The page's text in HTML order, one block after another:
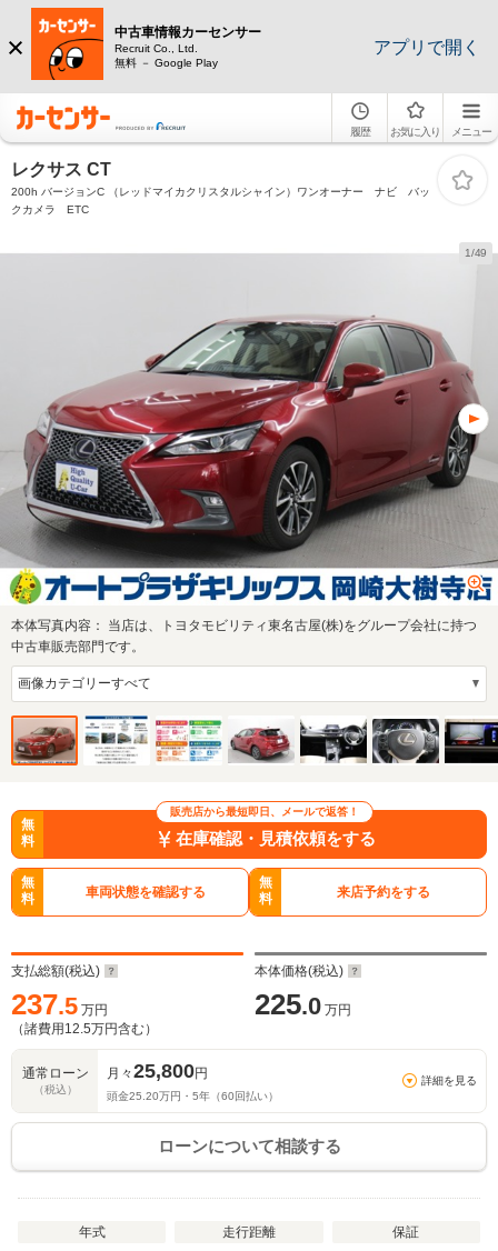
中古車情報カーセンサー
Recruit Co., Ltd.
無料 － Google Play
アプリで開く
履歴 お気に入り メニュー
レクサス CT
200h バージョンC （レッドマイカクリスタルシャイン）ワンオーナー ナビ バッ
クカメラ ETC
1/49
本体写真内容： 当店は、トヨタモビリティ東名古屋(株)をグループ会社に持つ
中古車販売部門です。
販売店から最短即日、メールで返答！
無
料
在庫確認・見積依頼をする
無
料
車両状態を確認する
無
料
来店予約をする
支払総額(税込)
237.5 万円
（諸費用 12.5万円含む）
本体価格(税込)
225.0 万円
通常ローン
（税込）
月々25,800円
頭金25.20万円・ 5年（60 回払い）
詳細を見る
ローンについて相談する
年式 走行距離
保証